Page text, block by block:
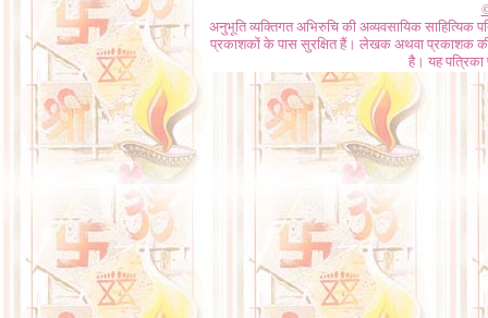
अनुभूति व्यक्तिगत अभिरुचि की अव्यवसायिक
प्रकाशकों के पास सुरक्षित हैं। लेखक अथवा प्रकाशक की
है। यह पत्रिका